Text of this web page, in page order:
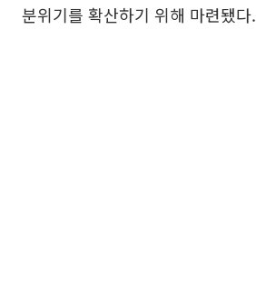
분위기를 확산하기 위해 마련됐다.